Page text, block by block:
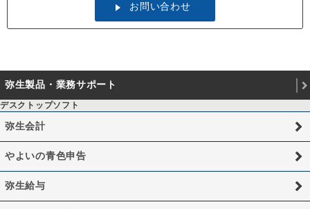
お問い合わせ
弥生製品・業務サポート
デスクトップソフト
弥生会計
やよいの青色申告
弥生給与